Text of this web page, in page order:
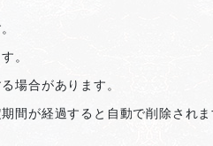
。
場合があります。
間が経過すると自動で削除され